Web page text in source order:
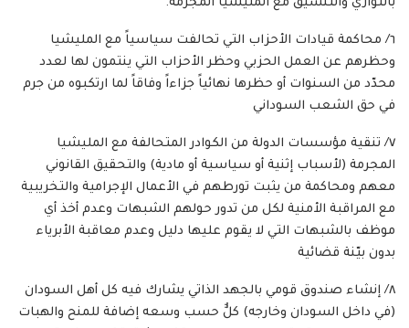
بالتوازي والتنسيق مع المليشيا المجرمة.
٦/ محاكمة قيادات الأحزاب التي تحالفت سياسياً مع المليشيا
وحظرهم عن العمل الحزبي وحظر الأحزاب التي ينتمون لها لعدد
محدّد من السنوات أو حظرها نهائياً جزاءاً وفاقاً لما ارتكبوه من جرم
في حق الشعب السوداني
٧/ تنقية مؤسسات الدولة من الكوادر المتحالفة مع المليشيا
المجرمة (لأسباب إثنية أو سياسية أو مادية) والتحقيق القانوني
معهم ومحاكمة من يثبت تورطهم في الأعمال الإجرامية والتخريبية
مع المراقبة الأمنية لكل من تدور حولهم الشبهات وعدم أخذ أي
موظف بالشبهات التي لا يقوم عليها دليل وعدم معاقبة الأبرياء
بدون بيّنة قضائية
٨/ إنشاء صندوق قومي بالجهد الذاتي يشارك فيه كل أهل السودان
(في داخل السودان وخارجه) كلٌٌ حسب وسعه إضافة للمنح والهبات